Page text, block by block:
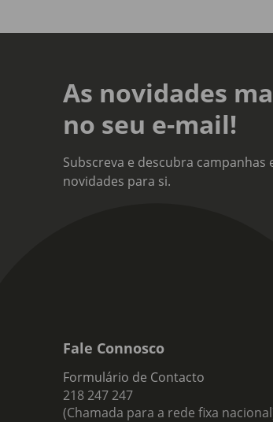
As novidades
no seu e-mail!
Subscreva e descubra campanhas
novidades para si.
Fale Connosco
Formulário de Contacto
218 247 247
(Chamada para a rede fixa